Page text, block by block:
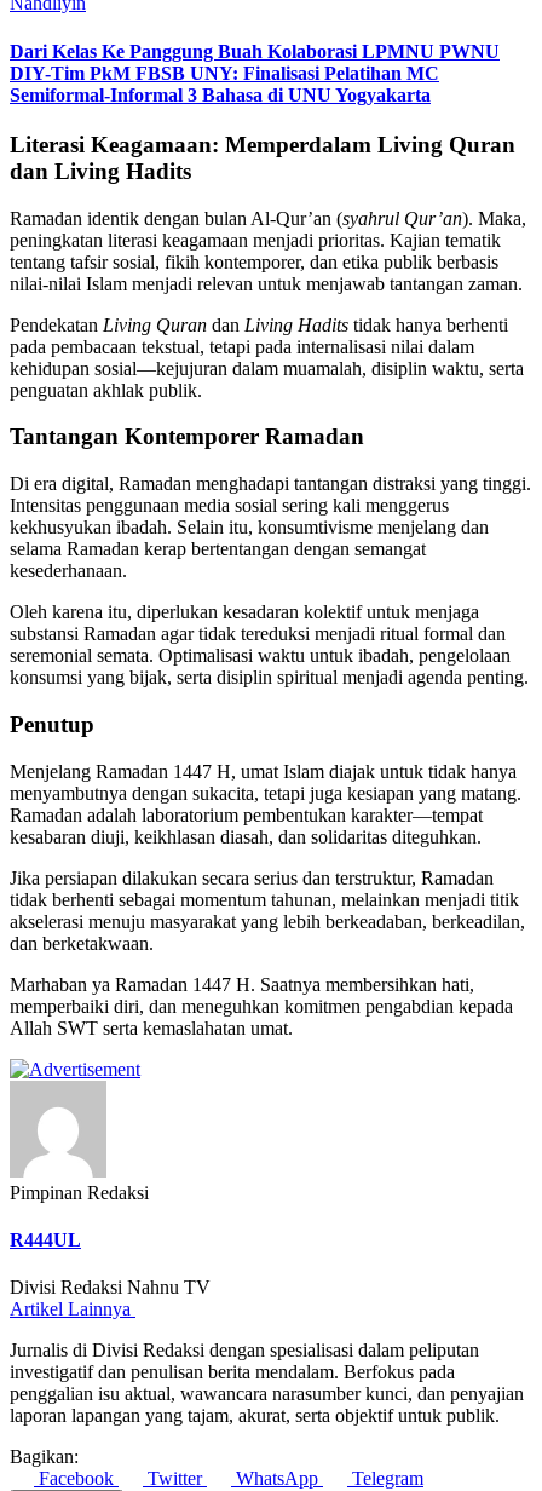
Dari Kelas Ke Panggung Buah Kolaborasi LPMNU PWNU
DIY-Tim PkM FBSB UNY: Finalisasi Pelatihan MC
Semiformal-Informal 3 Bahasa di UNU Yogyakarta
Literasi Keagamaan: Memperdalam Living Quran
dan Living Hadits
Ramadan identik dengan bulan Al-Qur’an (syahrul Qur’an). Maka,
peningkatan literasi keagamaan menjadi prioritas. Kajian tematik
tentang tafsir sosial, fikih kontemporer, dan etika publik berbasis
nilai-nilai Islam menjadi relevan untuk menjawab tantangan zaman.
Pendekatan Living Quran dan Living Hadits tidak hanya berhenti
pada pembacaan tekstual, tetapi pada internalisasi nilai dalam
kehidupan sosial—kejujuran dalam muamalah, disiplin waktu, serta
penguatan akhlak publik.
Tantangan Kontemporer Ramadan
Di era digital, Ramadan menghadapi tantangan distraksi yang tinggi.
Intensitas penggunaan media sosial sering kali menggerus
kekhusyukan ibadah. Selain itu, konsumtivisme menjelang dan
selama Ramadan kerap bertentangan dengan semangat
kesederhanaan.
Oleh karena itu, diperlukan kesadaran kolektif untuk menjaga
substansi Ramadan agar tidak tereduksi menjadi ritual formal dan
seremonial semata. Optimalisasi waktu untuk ibadah, pengelolaan
konsumsi yang bijak, serta disiplin spiritual menjadi agenda penting.
Penutup
Menjelang Ramadan 1447 H, umat Islam diajak untuk tidak hanya
menyambutnya dengan sukacita, tetapi juga kesiapan yang matang.
Ramadan adalah laboratorium pembentukan karakter—tempat
kesabaran diuji, keikhlasan diasah, dan solidaritas diteguhkan.
Jika persiapan dilakukan secara serius dan terstruktur, Ramadan
tidak berhenti sebagai momentum tahunan, melainkan menjadi titik
akselerasi menuju masyarakat yang lebih berkeadaban, berkeadilan,
dan berketakwaan.
Marhaban ya Ramadan 1447 H. Saatnya membersihkan hati,
memperbaiki diri, dan meneguhkan komitmen pengabdian kepada
Allah SWT serta kemaslahatan umat.
Pimpinan Redaksi
R444UL
Divisi Redaksi Nahnu TV
Artikel Lainnya
Jurnalis di Divisi Redaksi dengan spesialisasi dalam peliputan
investigatif dan penulisan berita mendalam. Berfokus pada
penggalian isu aktual, wawancara narasumber kunci, dan penyajian
laporan lapangan yang tajam, akurat, serta objektif untuk publik.
Bagikan:
Facebook
Twitter WhatsApp Telegram